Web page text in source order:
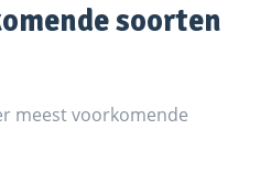
soorten
meest voorkomende